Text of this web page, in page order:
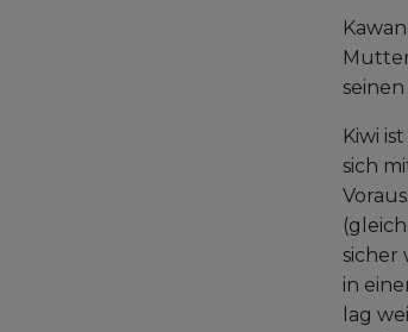
Kiwi
sich
sicher
in
lag